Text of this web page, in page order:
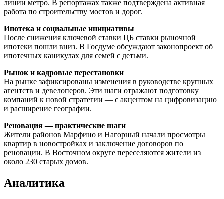
линии метро. В репортажах также подтверждена активная
работа по строительству мостов и дорог.
Ипотека и социальные инициативы
После снижения ключевой ставки ЦБ ставки рыночной
ипотеки пошли вниз. В Госдуме обсуждают законопроект об
ипотечных каникулах для семей с детьми.
Рынок и кадровые перестановки
На рынке зафиксированы изменения в руководстве крупных
агентств и девелоперов. Эти шаги отражают подготовку
компаний к новой стратегии — с акцентом на цифровизацию
и расширение географии.
Реновация — практические шаги
Жители районов Марфино и Нагорный начали просмотры
квартир в новостройках и заключение договоров по
реновации. В Восточном округе переселяются жители из
около 230 старых домов.
Аналитика